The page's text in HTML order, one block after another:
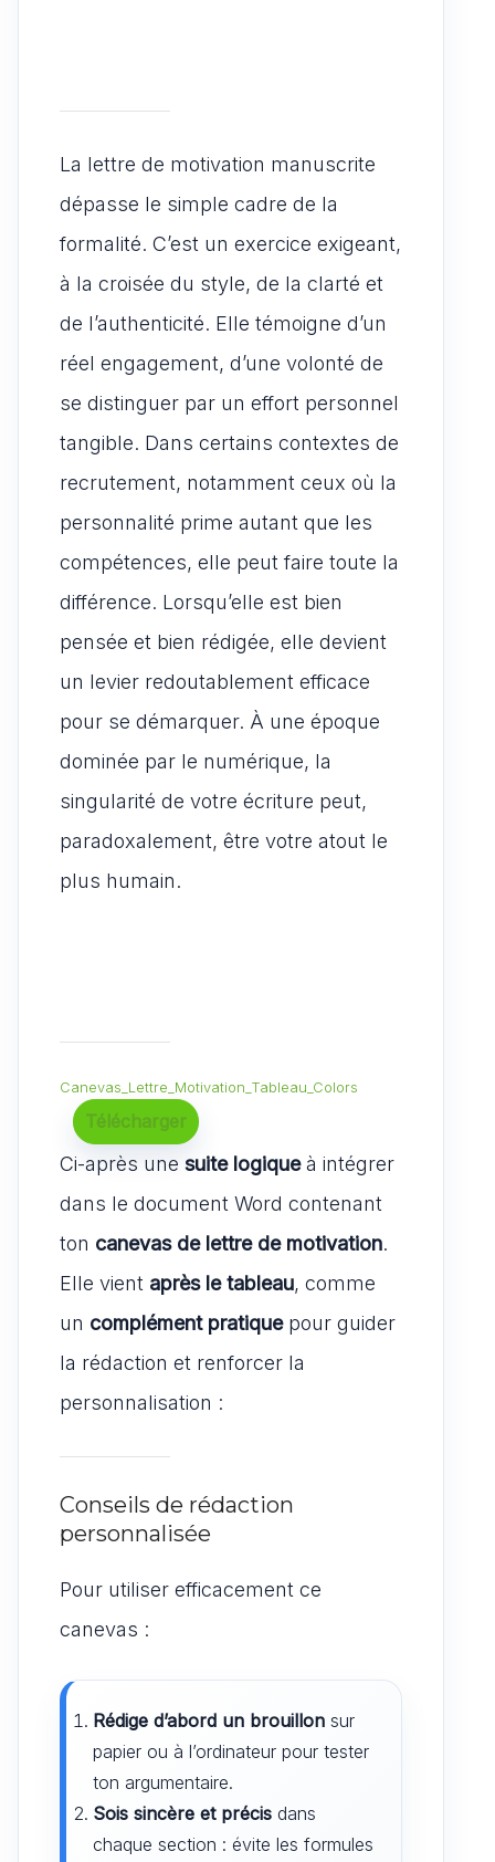
La lettre de motivation manuscrite
dépasse le simple cadre de la
formalité. C’est un exercice exigeant,
à la croisée du style, de la clarté et
de l’authenticité. Elle témoigne d’un
réel engagement, d’une volonté de
se distinguer par un effort personnel
tangible. Dans certains contextes de
recrutement, notamment ceux où la
personnalité prime autant que les
compétences, elle peut faire toute la
différence. Lorsqu’elle est bien
pensée et bien rédigée, elle devient
un levier redoutablement efficace
pour se démarquer. À une époque
dominée par le numérique, la
singularité de votre écriture peut,
paradoxalement, être votre atout le
plus humain.
Canevas_Lettre_Motivation_Tableau_Colors
Télécharger
Ci-après une suite logiqueà intégrer
dans le document Word contenant
ton canevas de lettre de motivation.
Elle vient après le tableau, comme
un complément pratiquepour guider
la rédaction et renforcer la
personnalisation :
Conseils de rédaction
personnalisée
Pour utiliser efficacement ce
canevas :
Rédige d’abord un brouillon sur
papier ou à l’ordinateur pour tester
ton argumentaire.
Sois sincère et précis dans
chaque section : évite les formules